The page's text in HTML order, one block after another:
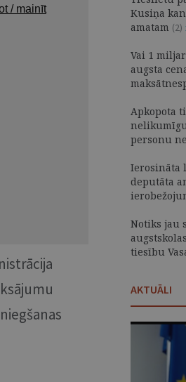
Kusiņa
amatam (2)
Vai 1
augsta
Apkopota
personu
Ierosināta
deputāta
Notiks jau
tiesību
AKTUĀLI